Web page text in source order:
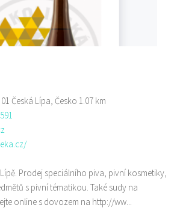
Česká Lípa, Česko 1.07 km
Prodej speciálního piva, pivní kosmetiky,
s pivní tématikou. Také sudy na
online s dovozem na http://ww...